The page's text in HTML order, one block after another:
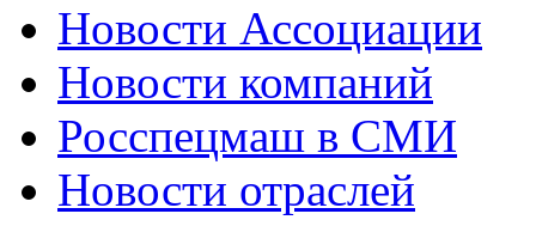
Новости Ассоциации
Новости компаний
Росспецмаш в СМИ
Новости отраслей